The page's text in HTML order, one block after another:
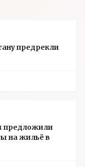
предрекли
предложили
на жильё в